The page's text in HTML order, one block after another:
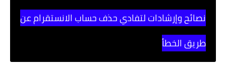
نصائح وإرشادات لتفادي حذف حساب الانستقرام عن
طريق الخطأ